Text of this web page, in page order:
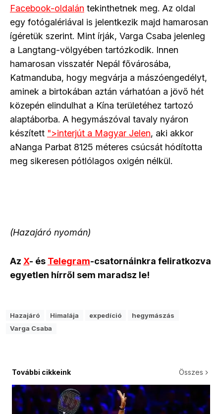
Facebook-oldalán tekinthetnek meg. Az oldal
egy fotógalériával is jelentkezik majd hamarosan
ígéretük szerint. Mint írják, Varga Csaba jelenleg
a Langtang-völgyében tartózkodik. Innen
hamarosan visszatér Nepál fővárosába,
Katmanduba, hogy megvárja a mászóengedélyt,
aminek a birtokában aztán várhatóan a jövő hét
közepén elindulhat a Kína területéhez tartozó
alaptáborba. A hegymászóval tavaly nyáron
készített ">interjút a Magyar Jelen, aki akkor
aNanga Parbat 8125 méteres csúcsát hódította
meg sikeresen pótlólagos oxigén nélkül.
(Hazajáró nyomán)
Az X- és Telegram-csatornáinkra feliratkozva
egyetlen hírről sem maradsz le!
Hazajáró Himalája expedíció
hegymászás
Varga Csaba
További cikkeink Összes